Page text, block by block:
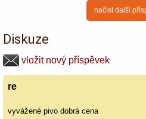
načíst další
Diskuze
vložit nový příspěvek
re
vyvážené pivo dobrá cena